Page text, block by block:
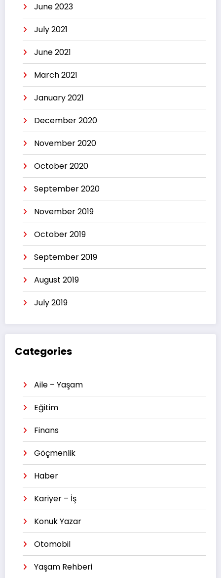
June 2023
July 2021
June 2021
March 2021
January 2021
December 2020
November 2020
October 2020
September 2020
November 2019
October 2019
September 2019
August 2019
July 2019
Categories
Aile – Yaşam
Eğitim
Finans
Göçmenlik
Haber
Kariyer – İş
Konuk Yazar
Otomobil
Yaşam Rehberi